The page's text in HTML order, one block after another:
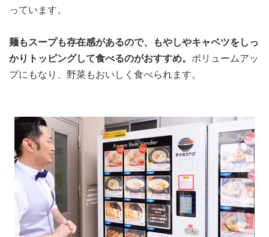
っています。
麺もスープも存在感があるので、もやしやキャベツをしっ
かりトッピングして食べるのがおすすめ。 ボリュームアッ
プにもなり、野菜もおいしく食べられます。